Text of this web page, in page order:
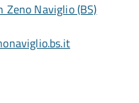
Zeno Naviglio (BS)